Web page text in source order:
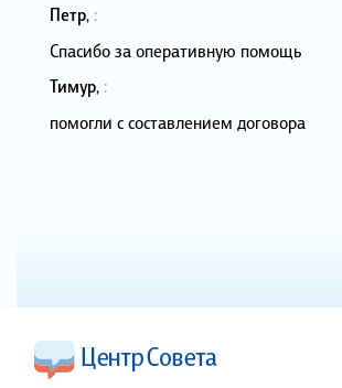
Петр, :
Спасибо за оперативную помощь
Тимур, :
помогли с составлением договора